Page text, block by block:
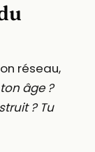
réseau,
âge ?
? Tu